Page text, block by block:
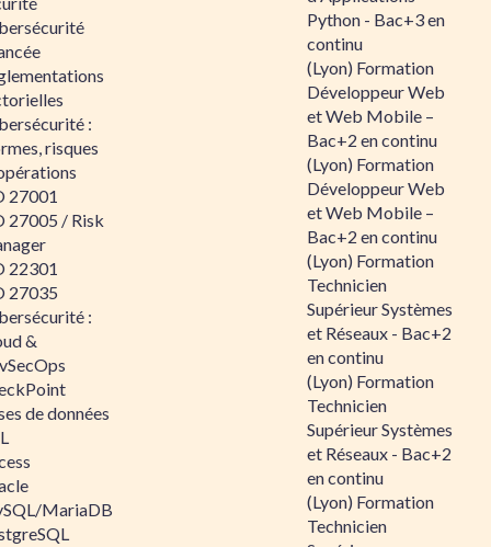
:
risques
27001
27005 / Risk
22301
27035
:
&
de données
MariaDB
Python - Bac+3 en
continu
(Lyon) Formation
Développeur Web
et Web Mobile –
Bac+2 en continu
(Lyon) Formation
Développeur Web
et Web Mobile –
Bac+2 en continu
(Lyon) Formation
Technicien
Supérieur Systèmes
et Réseaux - Bac+2
en continu
(Lyon) Formation
Technicien
Supérieur Systèmes
et Réseaux - Bac+2
en continu
(Lyon) Formation
Technicien